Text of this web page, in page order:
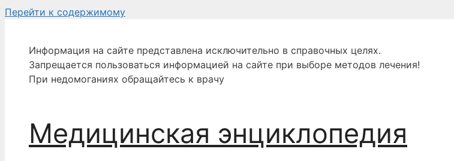
Перейти к содержимому
Информация на сайте представлена исключительно в справочных целях.
Запрещается пользоваться информацией на сайте при выборе методов лечения!
При недомоганиях обращайтесь к врачу
Медицинская энциклопедия